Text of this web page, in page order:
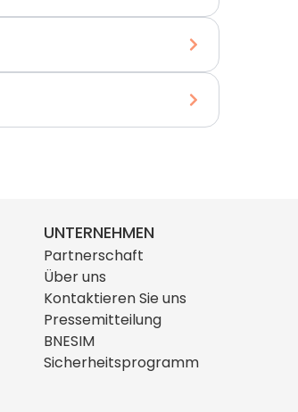
UNTERNEHMEN
Partnerschaft
Über uns
Kontaktieren Sie uns
Pressemitteilung
BNESIM
Sicherheitsprogramm